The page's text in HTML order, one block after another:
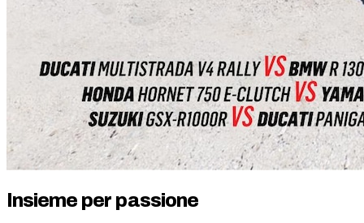
Insieme per passione